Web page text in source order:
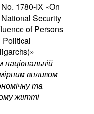
1780-IX «On
Security
of Persons
Political
національній
впливом
та
житті